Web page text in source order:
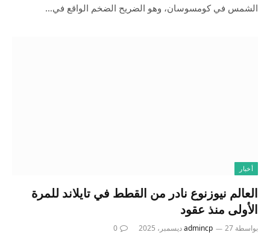
الشمس في كومسوسان، وهو الضريح الضخم الواقع في…
أخبار
العالم نيوزنوع نادر من القطط في تايلاند للمرة
الأولى منذ عقود
بواسطة admincp 27 ديسمبر، 2025 0